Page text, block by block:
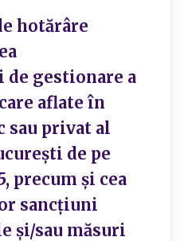
hotărâre
gestionare a
aflate în
sau privat al
de pe
precum și cea
sancțiuni
și/sau măsuri